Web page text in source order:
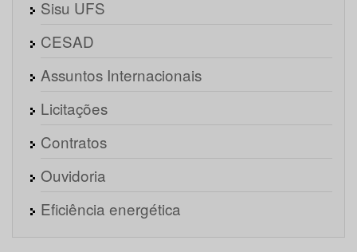
Sisu UFS
CESAD
Assuntos Internacionais
Licitações
Contratos
Ouvidoria
Eficiência energética